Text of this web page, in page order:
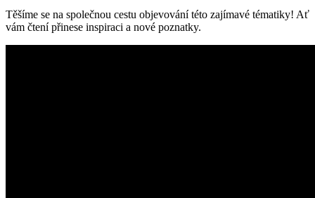
Těšíme se na společnou cestu objevování této zajímavé tématiky! Ať
vám čtení přinese inspiraci a nové poznatky.